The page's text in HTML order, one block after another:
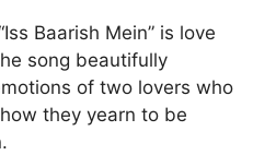
Baarish Mein” is love
song beautifully
of two lovers who
they yearn to be